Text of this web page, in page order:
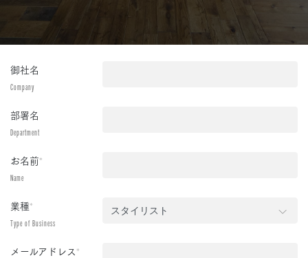
御社名
Company
部署名
Department
お名前*
Name
業種*
Type of Business
メールアドレス*